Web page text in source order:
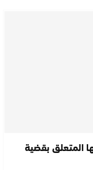
المتعلق بقضية